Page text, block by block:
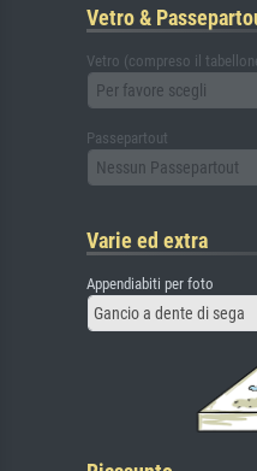
Vetro &
Vetro (compreso il
Per favore scegli
Passepartout
Nessun Passepartout
Varie ed extra
Appendiabiti per foto
Gancio a dente di sega